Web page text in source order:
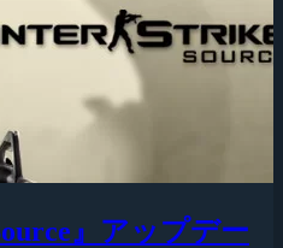
』アップデー